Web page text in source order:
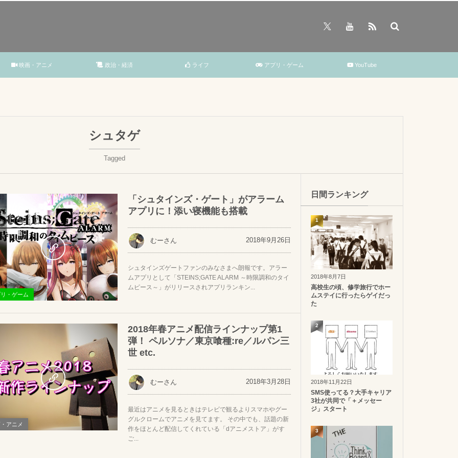
映画・アニメ 政治・経済 ライフ アプリ・ゲーム YouTube
シュタゲ
Tagged
・ゲーム
「シュタインズ・ゲート」がアラーム
アプリに！添い寝機能も搭載
むーさん 2018年9月26日
シュタインズゲートファンのみなさまへ朗報です。アラー
ムアプリとして「STEINS;GATE ALARM ～時限調和のタイ
ムピース～」がリリースされアプリランキン...
アニメ
2018年春アニメ配信ラインナップ第1
弾！ ペルソナ／東京喰種:re／ルパン三
世 etc.
むーさん 2018年3月28日
最近はアニメを見るときはテレビで観るよりスマホやグー
グルクロームでアニメを見てます。 その中でも、話題の新
作をほとんど配信してくれている「dアニメストア」がす
ご...
日間ランキング
2018年8月7日
高校生の頃、修学旅行でホー
ムステイに行ったらゲイだっ
た
1
2018年11月22日
SMS使ってる？大手キャリア
3社が共同で「＋メッセー
ジ」スタート
2
3